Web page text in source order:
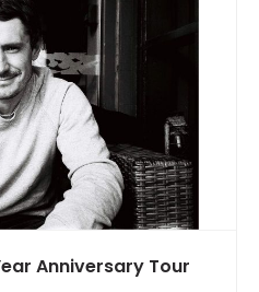
Anniversary Tour